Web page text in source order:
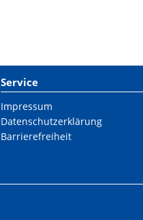
Service
Impressum
Datenschutzerklärung
Barrierefreiheit